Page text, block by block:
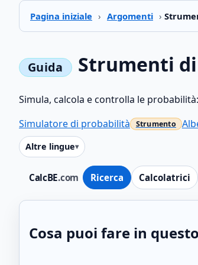
Pagina iniziale › Argomenti ›
CalcBE.com Ricerca Calcolatrici
Strumenti
Simula, calcola e controlla le
Simulatore di probabilità
Altre lingue
Cosa puoi fare in